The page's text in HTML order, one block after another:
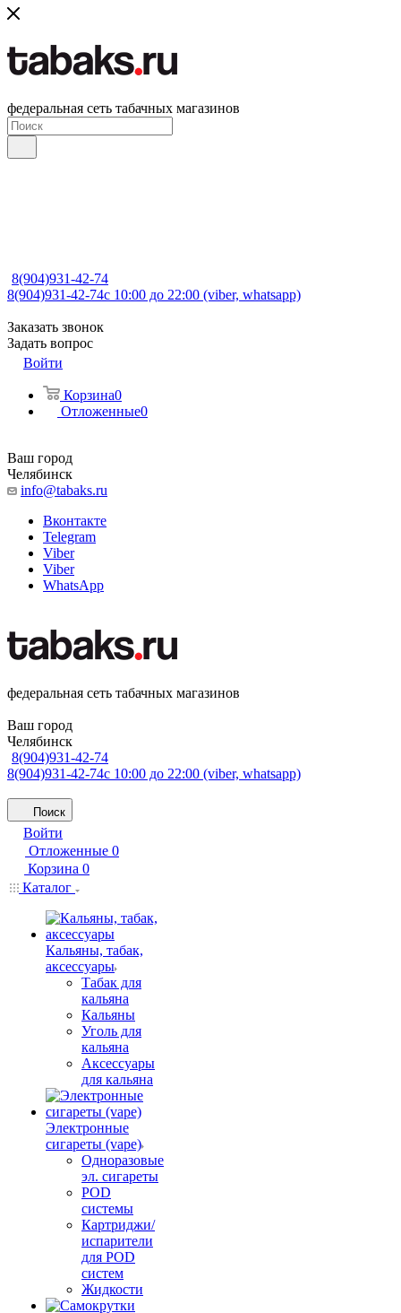
федеральная сеть табачных магазинов
8(904)931-42-74
8(904)931-42-74с 10:00 до 22:00 (viber, whatsapp)
Заказать звонок
Задать вопрос
Войти
Корзина0
Отложенные0
Ваш город
Челябинск
info@tabaks.ru
Вконтакте
Telegram
Viber
Viber
WhatsApp
федеральная сеть табачных магазинов
Ваш город
Челябинск
8(904)931-42-74
8(904)931-42-74с 10:00 до 22:00 (viber, whatsapp)
Поиск
Войти
Отложенные 0
Корзина 0
Каталог
Кальяны, табак,
аксессуары
Табак для
кальяна
Кальяны
Уголь для
кальяна
Аксессуары
для кальяна
Электронные
сигареты (vape)
Одноразовые
эл. сигареты
POD
системы
Картриджи/
испарители
для POD
систем
Жидкости